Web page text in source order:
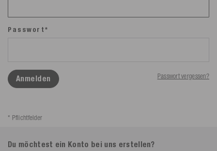
Passwort*
Anmelden Passwort vergessen?
* Pflichtfelder
Du möchtest ein Konto bei uns erstellen?